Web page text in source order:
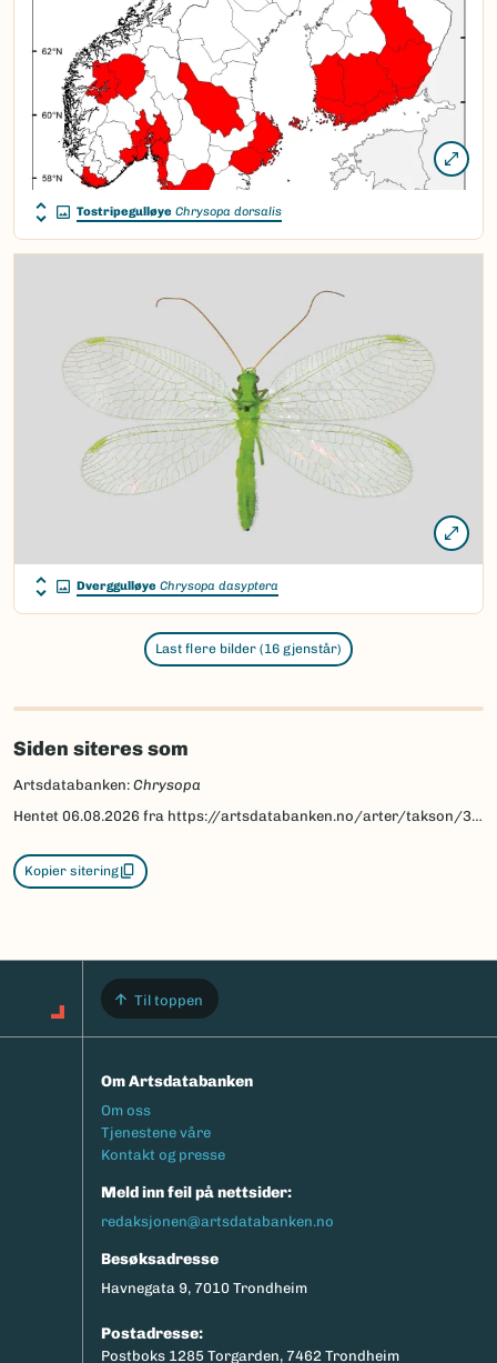
Tostripegulløye Chrysopa dorsalis
Dverggulløye Chrysopa dasyptera
Last flere bilder (16 gjenstår)
Siden siteres som
Artsdatabanken: Chrysopa
Hentet 06.08.2026 fra https://artsdatabanken.no/arter/takson/34464
Kopier sitering
Til toppen
Om Artsdatabanken
Footermeny
Om oss
Tjenestene våre
Kontakt og presse
Meld inn feil på nettsider:
redaksjonen@artsdatabanken.no
Besøksadresse
Havnegata 9, 7010 Trondheim
Postadresse:
Postboks 1285 Torgarden, 7462 Trondheim